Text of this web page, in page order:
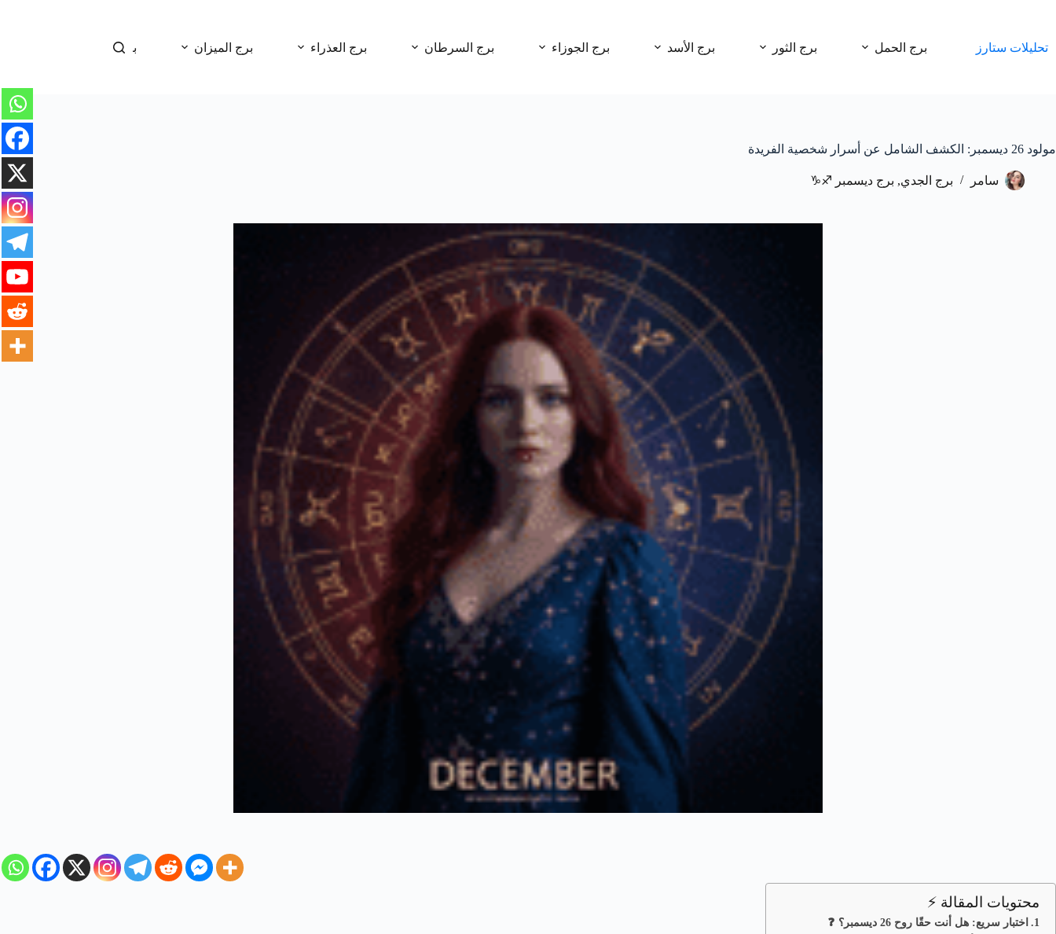
تحليلات ستارز برج الحمل برج الثور برج الأسد برج الجوزاء برج السرطان برج العذراء برج الميزان برج العقرب
مولود 26 ديسمبر: الكشف الشامل عن أسرار شخصية الفريدة
سامر برج الجدي, برج ديسمبر ♐♑
محتويات المقالة ⚡
اختبار سريع: هل أنت حقًا روح 26 ديسمبر؟ ❓